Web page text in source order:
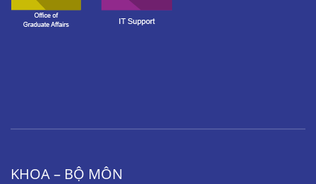
KHOA – BỘ MÔN